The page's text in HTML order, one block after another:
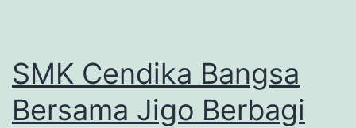
SMK Cendika Bangsa
Bersama Jigo Berbagi